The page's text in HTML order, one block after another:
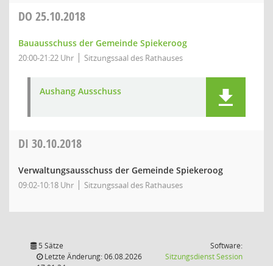
DO 25.10.2018
Bauausschuss der Gemeinde Spiekeroog
20:00-21:22 Uhr Sitzungssaal des Rathauses
Aushang Ausschuss
DI 30.10.2018
Verwaltungsausschuss der Gemeinde Spiekeroog
09:02-10:18 Uhr Sitzungssaal des Rathauses
5 Sätze
Letzte Änderung: 06.08.2026
Software:
SitzungsdienstSession(Wird in